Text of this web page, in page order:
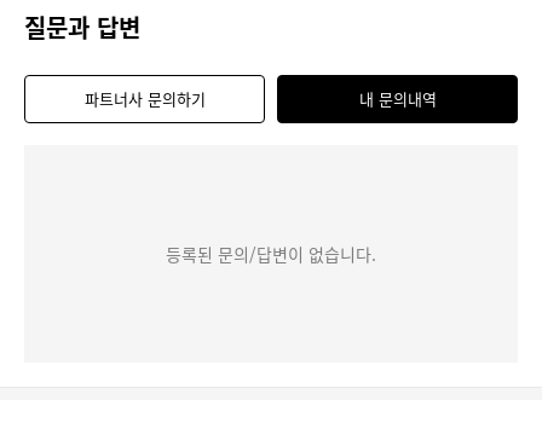
질문과 답변
파트너사 문의하기 내 문의내역
등록된 문의/답변이 없습니다.